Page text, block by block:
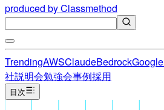
produced by Classmethod
TrendingAWSClaudeBedrock
社説明会勉強会事例採用
目次